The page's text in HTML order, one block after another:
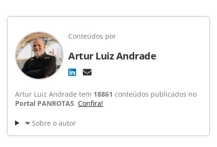
Conteúdos por
Artur Luiz Andrade
Artur Luiz Andrade tem 18861 conteúdos publicados no
Portal PANROTAS. Confira!
Sobre o autor